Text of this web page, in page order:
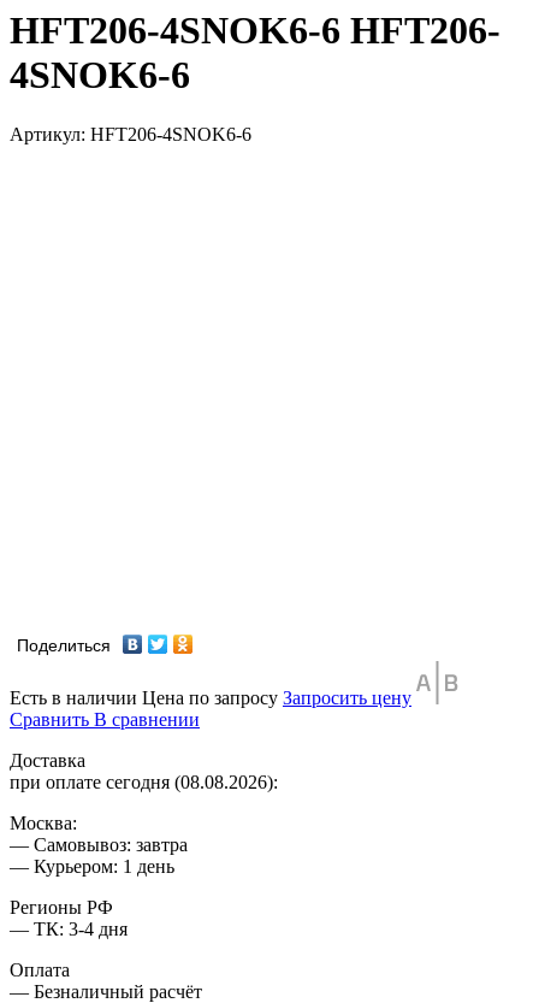
HFT206-4SNOK6-6 HFT206-
4SNOK6-6
Артикул: HFT206-4SNOK6-6
Поделиться
Есть в наличии Цена по запросу Запросить цену
Сравнить В сравнении
Доставка
при оплате сегодня (08.08.2026):
Москва:
— Самовывоз: завтра
— Курьером: 1 день
Регионы РФ
— ТК: 3-4 дня
Оплата
— Безналичный расчёт